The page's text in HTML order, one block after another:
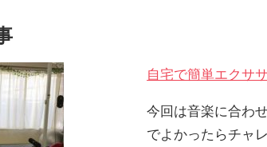
自宅で簡単エクサ
今回は音楽に合わ
でよかったらチャ